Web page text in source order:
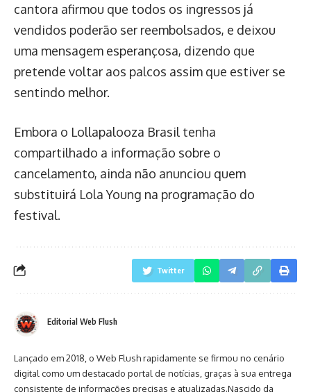
cantora afirmou que todos os ingressos já
vendidos poderão ser reembolsados, e deixou
uma mensagem esperançosa, dizendo que
pretende voltar aos palcos assim que estiver se
sentindo melhor.
Embora o Lollapalooza Brasil tenha
compartilhado a informação sobre o
cancelamento, ainda não anunciou quem
substituirá Lola Young na programação do
festival.
Twitter
Editorial Web Flush
Lançado em 2018, o Web Flush rapidamente se firmou no cenário
digital como um destacado portal de notícias, graças à sua entrega
consistente de informações precisas e atualizadas.Nascido da